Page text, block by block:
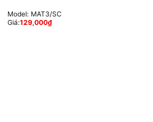
Model: MAT3/SC
Giá:129,000₫